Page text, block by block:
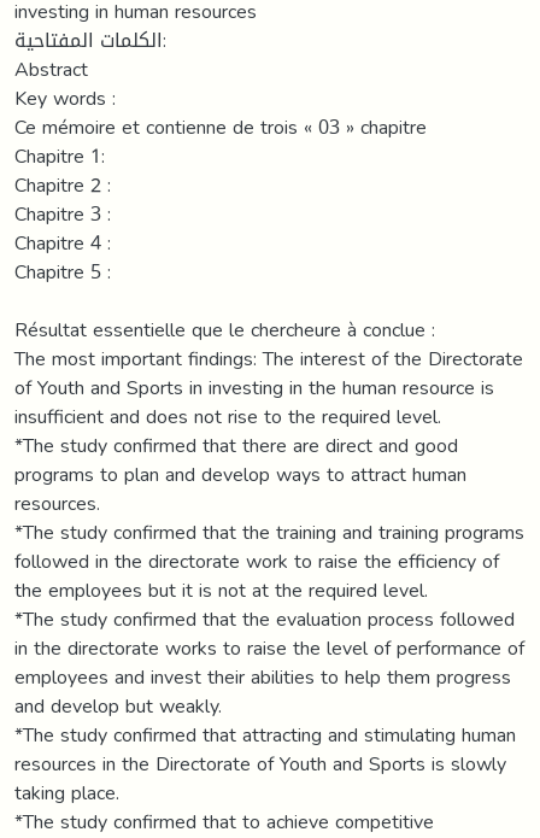
investing in human resources
الكلمات المفتاحية:
Abstract
Key words :
Ce mémoire et contienne de trois « 03 » chapitre
Chapitre 1:
Chapitre 2 :
Chapitre 3 :
Chapitre 4 :
Chapitre 5 :
Résultat essentielle que le chercheure à conclue :
The most important findings: The interest of the Directorate
of Youth and Sports in investing in the human resource is
insufficient and does not rise to the required level.
*The study confirmed that there are direct and good
programs to plan and develop ways to attract human
resources.
*The study confirmed that the training and training programs
followed in the directorate work to raise the efficiency of
the employees but it is not at the required level.
*The study confirmed that the evaluation process followed
in the directorate works to raise the level of performance of
employees and invest their abilities to help them progress
and develop but weakly.
*The study confirmed that attracting and stimulating human
resources in the Directorate of Youth and Sports is slowly
taking place.
*The study confirmed that to achieve competitive